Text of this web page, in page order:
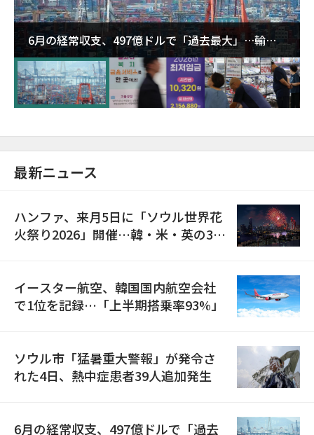
6月の経常収支、497億ドルで「過去最大」…輸出
が初の1000億ドル突破
最新ニュース
ハンファ、来月5日に「ソウル世界花
火祭り2026」開催…韓・米・英の3カ
イースター航空、韓国国内航空会社
で1位を記録…「上半期搭乗率93%」
ソウル市「猛暑重大警報」が発令さ
れた4日、熱中症患者39人追加発生
6月の経常収支、497億ドルで「過去